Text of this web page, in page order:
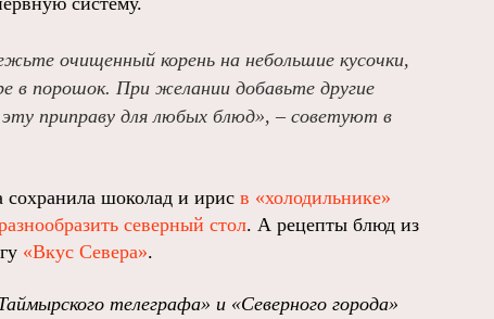
очищенный корень на небольшие кусочки,
в порошок. При желании добавьте другие
приправу для любых блюд», – советуют в
сохранила шоколад и ирис в «холодильнике»
северный стол. А рецепты блюд из
«Вкус Севера».
телеграфа» и «Северного города»